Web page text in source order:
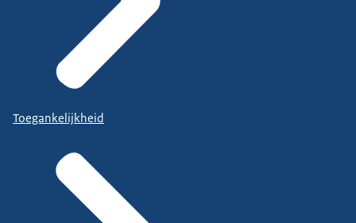
Toegankelijkheid